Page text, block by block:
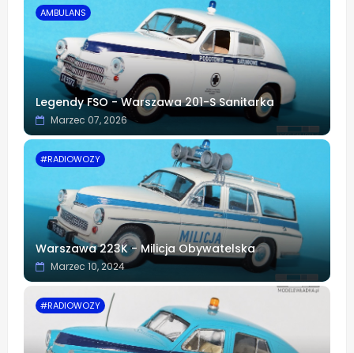
AMBULANS
Legendy FSO - Warszawa 201-S Sanitarka
Marzec 07, 2026
#RADIOWOZY
Warszawa 223K - Milicja Obywatelska
Marzec 10, 2024
#RADIOWOZY